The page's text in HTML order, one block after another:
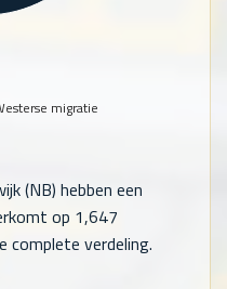
migratie
(NB) hebben een
op 1,647
complete verdeling.